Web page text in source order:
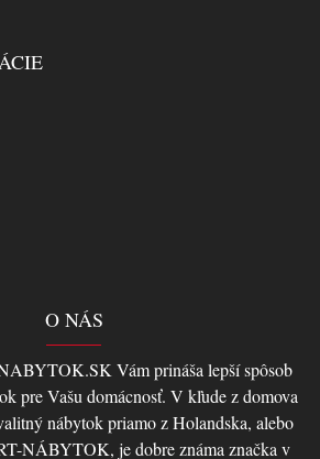
O NÁS
Vám prináša lepší spôsob
pre Vašu domácnosť. V kľude z domova
nábytok priamo z Holandska, alebo
NÁBYTOK, je dobre známa značka v